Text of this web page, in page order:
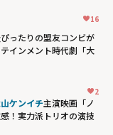
16
ったりの盟友コンビが
インメント時代劇「大
2
ケンイチ主演映画「ノ
！実力派トリオの演技